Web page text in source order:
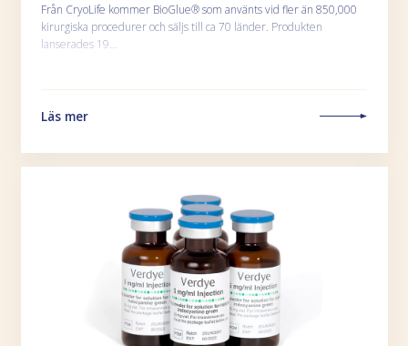
Från CryoLife kommer BioGlue® som använts vid fler än 850,000
kirurgiska procedurer och säljs till ca 70 länder. Produkten
lanserades 19…
Läs mer